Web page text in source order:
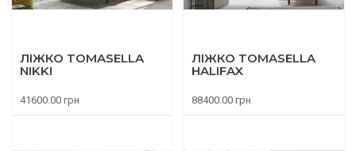
ЛІЖКО TOMASELLA
NIKKI
41600.00 грн
ЛІЖКО TOMASELLA
HALIFAX
88400.00 грн